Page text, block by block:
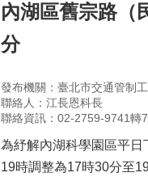
內湖區舊宗路（
分
發布機關：臺北市交通管制
聯絡人：江長恩科長
聯絡資訊：02-2759-9741轉
為紓解內湖科學園區平
19時調整為17時30分至